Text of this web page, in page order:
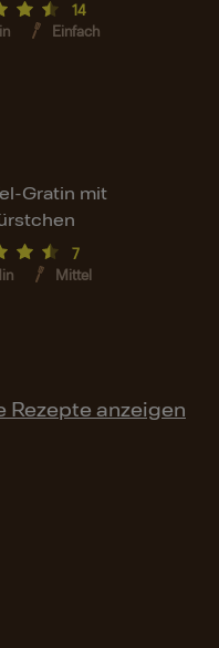
14
Einfach
Gratin mit
7
Mittel
Rezepte anzeigen